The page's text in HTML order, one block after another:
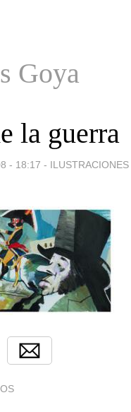
Goya
la guerra
- 18:17 - ILUSTRACIONES